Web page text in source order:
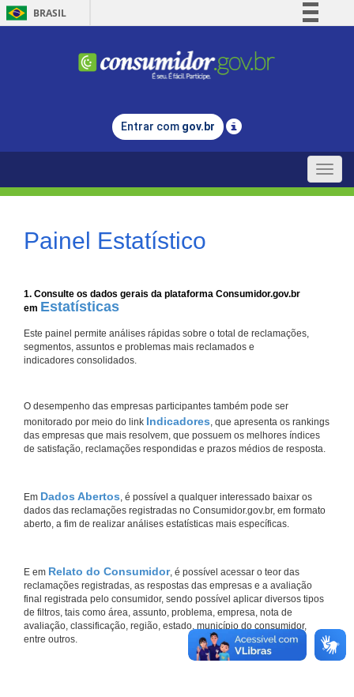
BRASIL
Comunica BR
Legislação
Entrar com gov.br
Toggle
Painel Estatístico
1. Consulte os dados gerais da plataforma Consumidor.gov.br
em Estatísticas
Este painel permite análises rápidas sobre o total de reclamações,
segmentos, assuntos e problemas mais reclamados e
indicadores consolidados.
O desempenho das empresas participantes também pode ser
monitorado por meio do link Indicadores, que apresenta os rankings
das empresas que mais resolvem, que possuem os melhores índices
de satisfação, reclamações respondidas e prazos médios de resposta.
Em Dados Abertos, é possível a qualquer interessado baixar os
dados das reclamações registradas no Consumidor.gov.br, em formato
aberto, a fim de realizar análises estatísticas mais específicas.
E em Relato do Consumidor, é possível acessar o teor das
reclamações registradas, as respostas das empresas e a avaliação
final registrada pelo consumidor, sendo possível aplicar diversos tipos
de filtros, tais como área, assunto, problema, empresa, nota de
avaliação, classificação, região, estado, município do consumidor,
entre outros.